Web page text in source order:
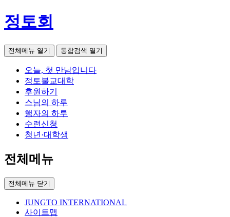
정토회
전체메뉴 열기 통합검색 열기
오늘, 첫 만남입니다
정토불교대학
후원하기
스님의 하루
행자의 하루
수련신청
청년·대학생
전체메뉴
전체메뉴 닫기
JUNGTO INTERNATIONAL
사이트맵